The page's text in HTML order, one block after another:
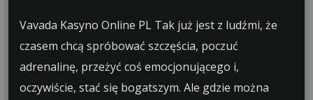
Vavada Kasyno Online PL Tak już jest z ludźmi, że
czasem chcą spróbować szczęścia, poczuć
adrenalinę, przeżyć coś emocjonującego i,
oczywiście, stać się bogatszym. Ale gdzie można